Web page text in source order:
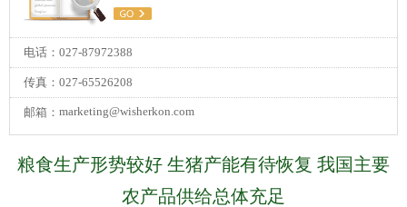
电话：027-87972388
传真：027-65526208
邮箱： marketing@wisherkon.com
粮食生产形势较好 生猪产能有待恢复 我国主要
农产品供给总体充足